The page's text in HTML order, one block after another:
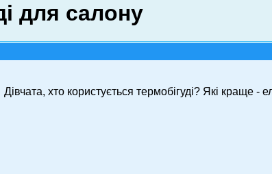
для салону
Дівчата, хто користується термобігуді? Які краще -